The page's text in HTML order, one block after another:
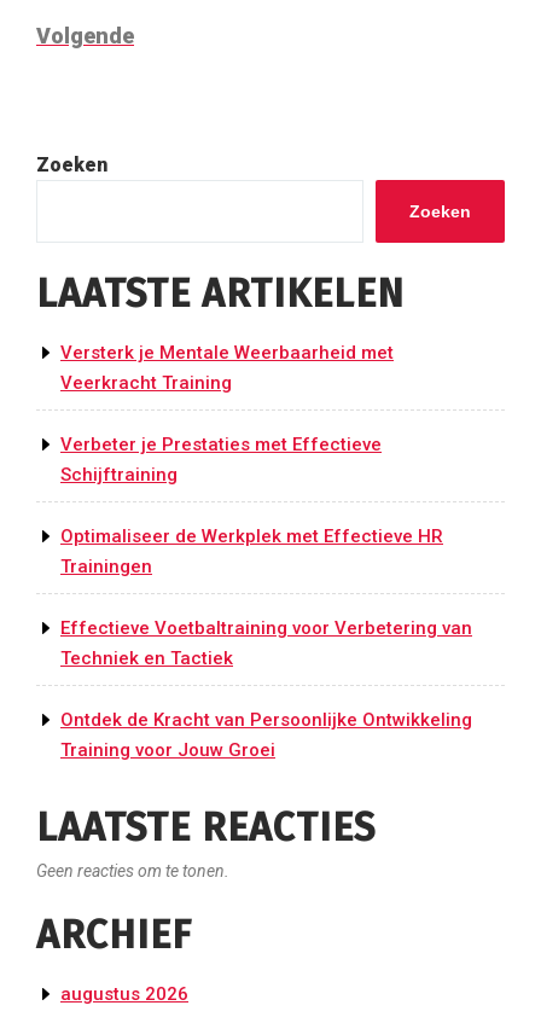
Volgend
Volgende
Zoeken
Zoeken
LAATSTE ARTIKELEN
Versterk je Mentale Weerbaarheid met
Veerkracht Training
Verbeter je Prestaties met Effectieve
Schijftraining
Optimaliseer de Werkplek met Effectieve HR
Trainingen
Effectieve Voetbaltraining voor Verbetering van
Techniek en Tactiek
Ontdek de Kracht van Persoonlijke Ontwikkeling
Training voor Jouw Groei
LAATSTE REACTIES
Geen reacties om te tonen.
ARCHIEF
augustus 2026